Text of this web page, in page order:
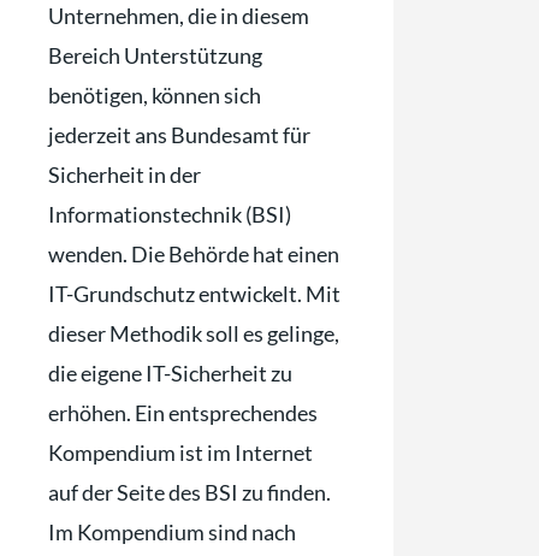
Unternehmen, die in diesem
Bereich Unterstützung
benötigen, können sich
jederzeit ans Bundesamt für
Sicherheit in der
Informationstechnik (BSI)
wenden. Die Behörde hat einen
IT-Grundschutz entwickelt. Mit
dieser Methodik soll es gelinge,
die eigene IT-Sicherheit zu
erhöhen. Ein entsprechendes
Kompendium ist im Internet
auf der Seite des BSI zu finden.
Im Kompendium sind nach